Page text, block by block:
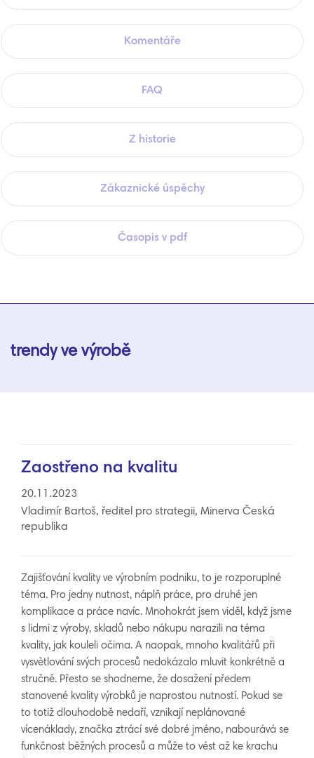
Komentáře
FAQ
Z historie
Zákaznické úspěchy
Časopis v pdf
trendy ve výrobě
Zaostřeno na kvalitu
20.11.2023
Vladimír Bartoš, ředitel pro strategii, Minerva Česká
republika
Zajišťování kvality ve výrobním podniku, to je rozporuplné
téma. Pro jedny nutnost, náplň práce, pro druhé jen
komplikace a práce navíc. Mnohokrát jsem viděl, když jsme
s lidmi z výroby, skladů nebo nákupu narazili na téma
kvality, jak kouleli očima. A naopak, mnoho kvalitářů při
vysvětlování svých procesů nedokázalo mluvit konkrétně a
stručně. Přesto se shodneme, že dosažení předem
stanovené kvality výrobků je naprostou nutností. Pokud se
to totiž dlouhodobě nedaří, vznikají neplánované
vícenáklady, značka ztrácí své dobré jméno, nabourává se
funkčnost běžných procesů a může to vést až ke krachu